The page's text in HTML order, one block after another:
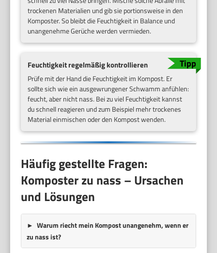
trockenen Materialien und gib sie portionsweise in den
Komposter. So bleibt die Feuchtigkeit in Balance und
unangenehme Gerüche werden vermieden.
Feuchtigkeit regelmäßig kontrollieren
Prüfe mit der Hand die Feuchtigkeit im Kompost. Er
sollte sich wie ein ausgewrungener Schwamm anfühlen:
feucht, aber nicht nass. Bei zu viel Feuchtigkeit kannst
du schnell reagieren und zum Beispiel mehr trockenes
Material einmischen oder den Kompost wenden.
Häufig gestellte Fragen:
Komposter zu nass – Ursachen
und Lösungen
Warum riecht mein Kompost unangenehm, wenn er
zu nass ist?